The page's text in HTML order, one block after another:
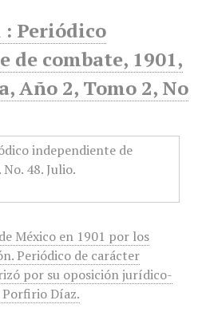
: Periódico
de combate, 1901,
Año 2, Tomo 2, No
México en 1901 por los
Periódico de carácter
por su oposición jurídico-
Díaz.